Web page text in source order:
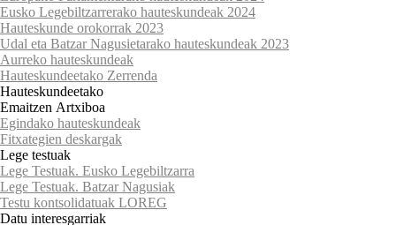
Eusko Legebiltzarrerako hauteskundeak 2024
Hauteskunde orokorrak 2023
Udal eta Batzar Nagusietarako hauteskundeak 2023
Aurreko hauteskundeak
Hauteskundeetako Zerrenda
Hauteskundeetako
Emaitzen Artxiboa
Egindako hauteskundeak
Fitxategien deskargak
Lege testuak
Lege Testuak. Eusko Legebiltzarra
Lege Testuak. Batzar Nagusiak
Testu kontsolidatuak LOREG
Datu interesgarriak